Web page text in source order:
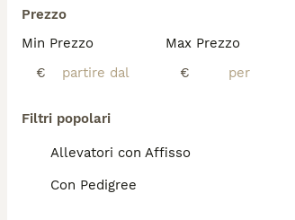
Prezzo
Min Prezzo
€
Max Prezzo
€
Filtri popolari
Allevatori con Affisso
Con Pedigree